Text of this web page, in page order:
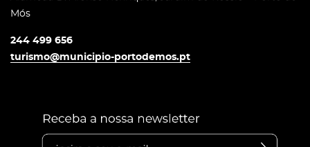
Mós
244 499 656
turismo@municipio-portodemos.pt